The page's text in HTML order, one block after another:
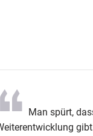
Man spürt,